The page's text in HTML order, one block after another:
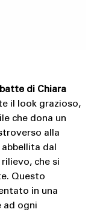
di Chiara
il look grazioso,
che dona un
alla
dal
che si
Questo
in una
ad ogni